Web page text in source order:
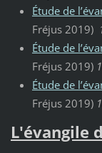
Étude de
Fréjus 2019)
Étude de
Fréjus 2019)
Étude de
Fréjus 2019)
L'évangile